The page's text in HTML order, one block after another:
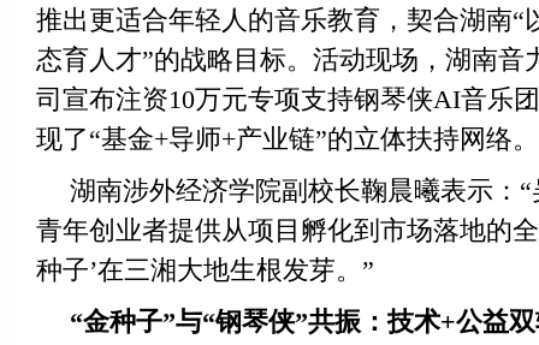
推出更适合年轻人的音乐教育，契合湖南“
态育人才”的战略目标。活动现场，湖南音
司宣布注资10万元专项支持钢琴侠AI音乐
现了“基金+导师+产业链”的立体扶持网络。
湖南涉外经济学院副校长鞠晨曦表示：
青年创业者提供从项目孵化到市场落地的
种子’在三湘大地生根发芽。”
“金种子”与“钢琴侠”共振：技术+公益